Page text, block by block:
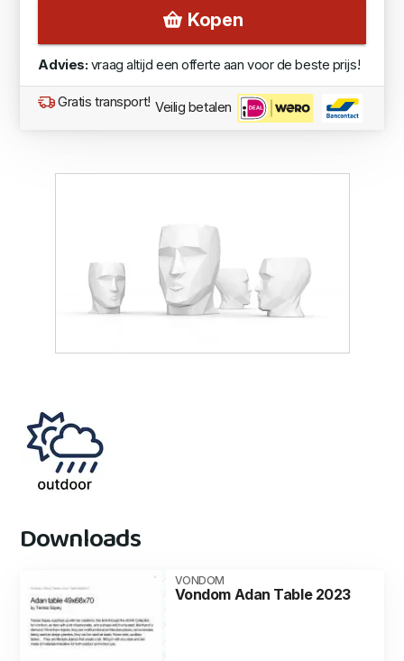
Kopen
Advies: vraag altijd een offerte aan voor de beste prijs!
Gratis transport! Veilig betalen
Downloads
VONDOM
Vondom Adan Table 2023